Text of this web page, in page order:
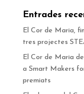
Entrades
El Cor de Maria,
tres projectes
El Cor de Maria
a Smart Makers
premiats